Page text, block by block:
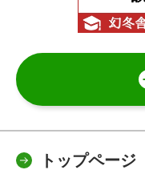
トップページ